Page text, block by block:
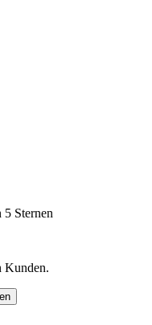
Sternen
Kunden.